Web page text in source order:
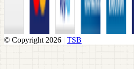
© Copyright 2026 | TSB